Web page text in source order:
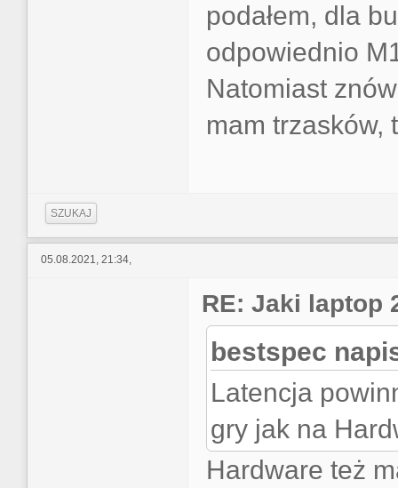
podałem, dla
odpowiednio
Natomiast
mam trzasków,
SZUKAJ
05.08.2021, 21:34,
RE: Jaki laptop
bestspec
Latencja
gry jak na
Hardware też